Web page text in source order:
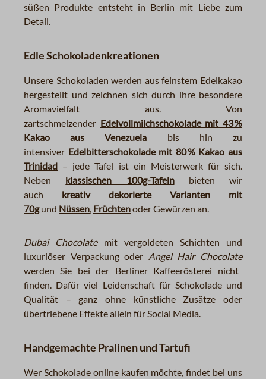
süßen Produkte entsteht in Berlin mit Liebe zum
Detail.
Edle Schokoladenkreationen
Unsere Schokoladen werden aus feinstem Edelkakao
hergestellt und zeichnen sich durch ihre besondere
Aromavielfalt aus. Von
zartschmelzender Edelvollmilchschokolade mit 43 %
Kakao aus Venezuela bis hin zu
intensiver Edelbitterschokolade mit 80 % Kakao aus
Trinidad – jede Tafel ist ein Meisterwerk für sich.
Neben klassischen 100g-Tafelnbieten wir
auch kreativ dekorierte Varianten mit
70gund Nüssen, Früchtenoder Gewürzen an.
Dubai Chocolatemit vergoldeten Schichten und
luxuriöser Verpackung oder Angel Hair Chocolate
werden Sie bei der Berliner Kaffeerösterei nicht
finden. Dafür viel Leidenschaft für Schokolade und
Qualität – ganz ohne künstliche Zusätze oder
übertriebene Effekte allein für Social Media.
Handgemachte Pralinen und Tartufi
Wer Schokolade online kaufen möchte, findet bei uns